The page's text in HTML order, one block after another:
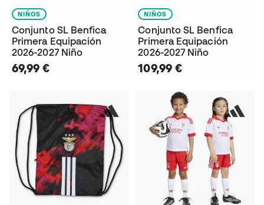
NIÑOS
Conjunto SL Benfica
Primera Equipación
2026-2027 Niño
69,99 €
NIÑOS
Conjunto SL Benfica
Primera Equipación
2026-2027 Niño
109,99 €